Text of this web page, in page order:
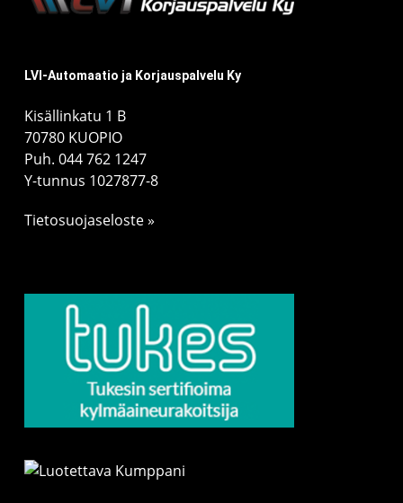
LVI-Automaatio ja Korjauspalvelu Ky
Kisällinkatu 1 B
70780 KUOPIO
Puh. 044 762 1247
Y-tunnus 1027877-8
Tietosuojaseloste »